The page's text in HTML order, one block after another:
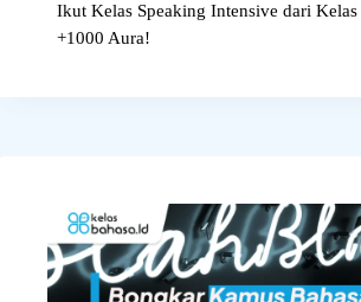
Ikut Kelas Speaking Intensive dari Kelas
+1000 Aura!